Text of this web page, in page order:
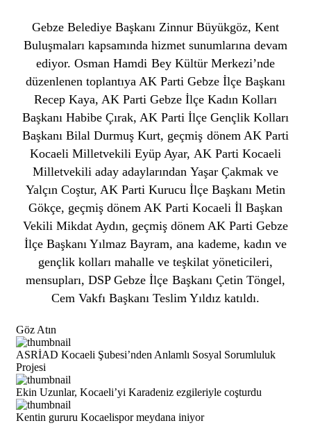
Gebze Belediye Başkanı Zinnur Büyükgöz, Kent
Buluşmaları kapsamında hizmet sunumlarına devam
ediyor. Osman Hamdi Bey Kültür Merkezi’nde
düzenlenen toplantıya AK Parti Gebze İlçe Başkanı
Recep Kaya, AK Parti Gebze İlçe Kadın Kolları
Başkanı Habibe Çırak, AK Parti İlçe Gençlik Kolları
Başkanı Bilal Durmuş Kurt, geçmiş dönem AK Parti
Kocaeli Milletvekili Eyüp Ayar, AK Parti Kocaeli
Milletvekili aday adaylarından Yaşar Çakmak ve
Yalçın Coştur, AK Parti Kurucu İlçe Başkanı Metin
Gökçe, geçmiş dönem AK Parti Kocaeli İl Başkan
Vekili Mikdat Aydın, geçmiş dönem AK Parti Gebze
İlçe Başkanı Yılmaz Bayram, ana kademe, kadın ve
gençlik kolları mahalle ve teşkilat yöneticileri,
mensupları, DSP Gebze İlçe Başkanı Çetin Töngel,
Cem Vakfı Başkanı Teslim Yıldız katıldı.
Göz Atın
ASRİAD Kocaeli Şubesi’nden Anlamlı Sosyal Sorumluluk
Projesi
Ekin Uzunlar, Kocaeli’yi Karadeniz ezgileriyle coşturdu
Kentin gururu Kocaelispor meydana iniyor